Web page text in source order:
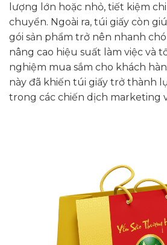
lượng lớn hoặc nhỏ, tiết kiệm
chuyển. Ngoài ra, túi giấy còn
gói sản phẩm trở nên nhanh
nâng cao hiệu suất làm việc và
nghiệm mua sắm cho khách
này đã khiến túi giấy trở thành
trong các chiến dịch marketing